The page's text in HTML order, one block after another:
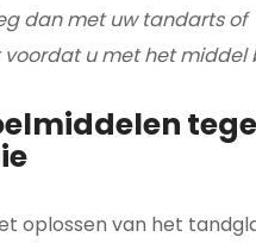
dan met uw tandarts of
u met het middel
oplossen van het